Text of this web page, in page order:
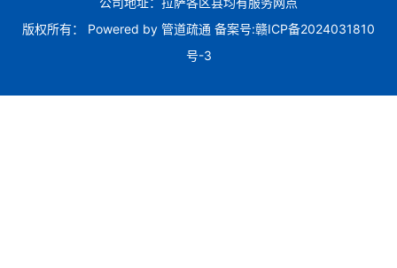
版权所有： Powered by 管道疏通 备案号:赣ICP备2024031810
号-3